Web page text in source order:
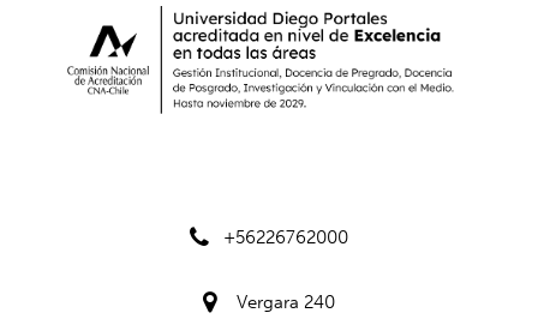
+56226762000
Vergara 240